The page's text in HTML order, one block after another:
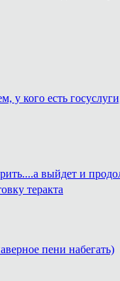
у кого есть
выйдет и
теракта
пени набегать)